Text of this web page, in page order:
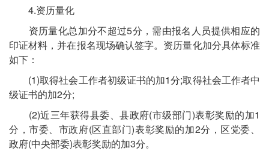
4.资历量化
资历量化总加分不超过5分，需由报名人员提供相应的
印证材料，并在报名现场确认签字。资历量化加分具体标准
如下：
(1)取得社会工作者初级证书的加1分;取得社会工作者中
级证书的加2分;
(2)近三年获得县委、县政府(市级部门)表彰奖励的加1
分，市委、市政府(区直部门)表彰奖励的加2分，区党委、
政府(中央部委)表彰奖励的加3分。